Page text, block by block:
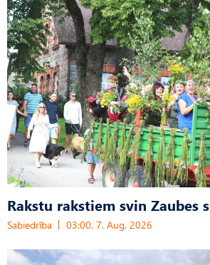
Rakstu rakstiem svin Zaubes
Sabiedrība 03:00, 7. Aug, 2026